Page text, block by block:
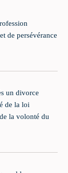
de persévérance
un divorce
de la loi
la volonté du